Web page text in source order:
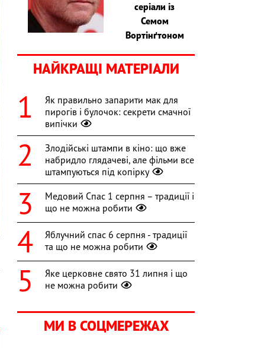
серіали із
Семом
Вортінґтоном
НАЙКРАЩІ МАТЕРІАЛИ
Як правильно запарити мак для
пирогів і булочок: секрети смачної
випічки
Злодійські штампи в кіно: що вже
набридло глядачеві, але фільми все
штампуються під копірку
Медовий Спас 1 серпня – традиції і
що не можна робити
Яблучний спас 6 серпня - традиції
та що не можна робити
Яке церковне свято 31 липня і що
не можна робити
МИ В СОЦМЕРЕЖАХ